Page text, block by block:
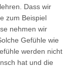
Dass wir
zum Beispiel
nehmen wir
Gefühle wie
werden nicht
hat und die